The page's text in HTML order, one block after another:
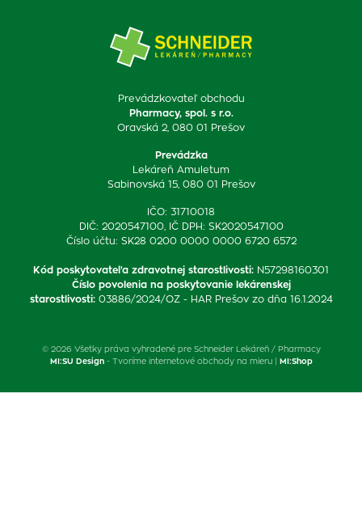
Prevádzkovateľ obchodu
Pharmacy, spol. s r.o.
Oravská 2, 080 01 Prešov
Prevádzka
Lekáreň Amuletum
Sabinovská 15, 080 01 Prešov
IČO: 31710018
DIČ: 2020547100, IČ DPH: SK2020547100
Číslo účtu: SK28 0200 0000 0000 6720 6572
Kód poskytovateľa zdravotnej starostlivosti: N57298160301
Číslo povolenia na poskytovanie lekárenskej
starostlivosti: 03886/2024/OZ - HAR Prešov zo dňa 16.1.2024
© 2026 Všetky práva vyhradené pre Schneider Lekáreň / Pharmacy
MI:SU Design- Tvoríme internetové obchody na mieru | MI:Shop